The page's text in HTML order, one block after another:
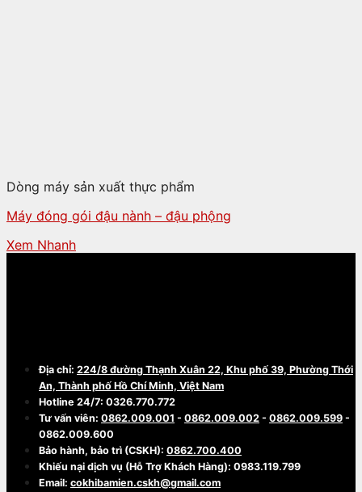
Dòng máy sản xuất thực phẩm
Máy đóng gói đậu nành – đậu phộng
Xem Nhanh
Địa chỉ: 224/8 đường Thạnh Xuân 22, Khu phố 39, Phường Thới
An, Thành phố Hồ Chí Minh, Việt Nam
Hotline 24/7: 0326.770.772
Tư vấn viên: 0862.009.001 - 0862.009.002 - 0862.009.599 -
0862.009.600
Bảo hành, bảo trì (CSKH): 0862.700.400
Khiếu nại dịch vụ (Hỗ Trợ Khách Hàng): 0983.119.799
Email: cokhibamien.cskh@gmail.com